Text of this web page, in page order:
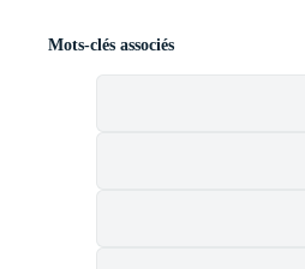
Mots-clés associés